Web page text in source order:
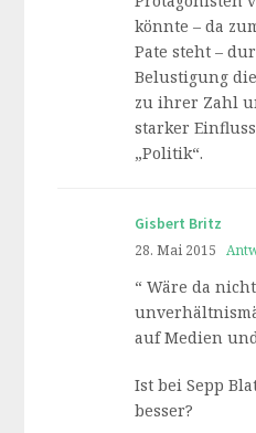
könnte – da
Pate steht –
Belustigung
zu ihrer Zahl
starker
„Politik“.
Gisbert Britz
28. Mai 2015
“ Wäre da
auf Medien
Ist bei Sepp
besser?